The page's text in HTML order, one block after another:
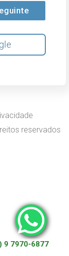
reservados
9 7970-6877